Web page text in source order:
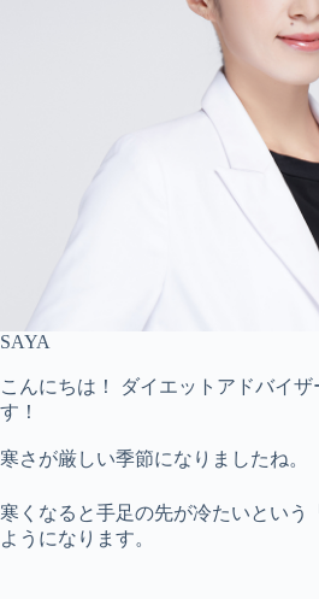
SAYA
こんにちは！ ダイエットアドバイザ
す！
寒さが厳しい季節になりましたね。
寒くなると手足の先が冷たいという「
ようになります。